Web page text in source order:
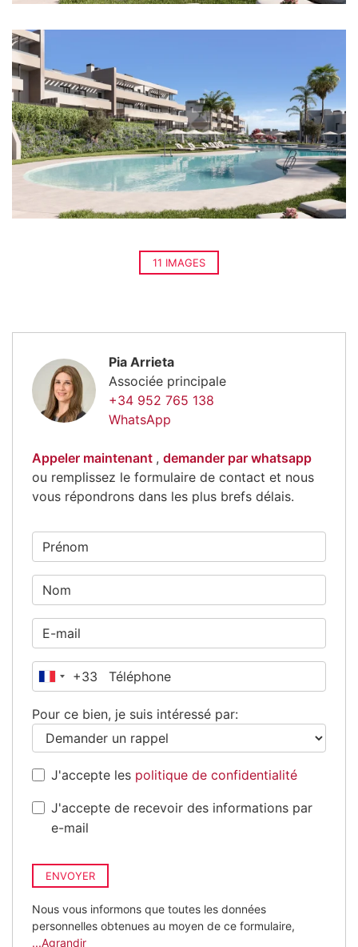
11 IMAGES
Pia Arrieta
Associée principale
+34 952 765 138
WhatsApp
Appeler maintenant , demander par whatsapp
ou remplissez le formulaire de contact et nous
vous répondrons dans les plus brefs délais.
France
+33
Pour ce bien, je suis intéressé par:
J'accepte les politique de confidentialité
J'accepte de recevoir des informations par
e-mail
ENVOYER
Nous vous informons que toutes les données
personnelles obtenues au moyen de ce formulaire,
...Agrandir